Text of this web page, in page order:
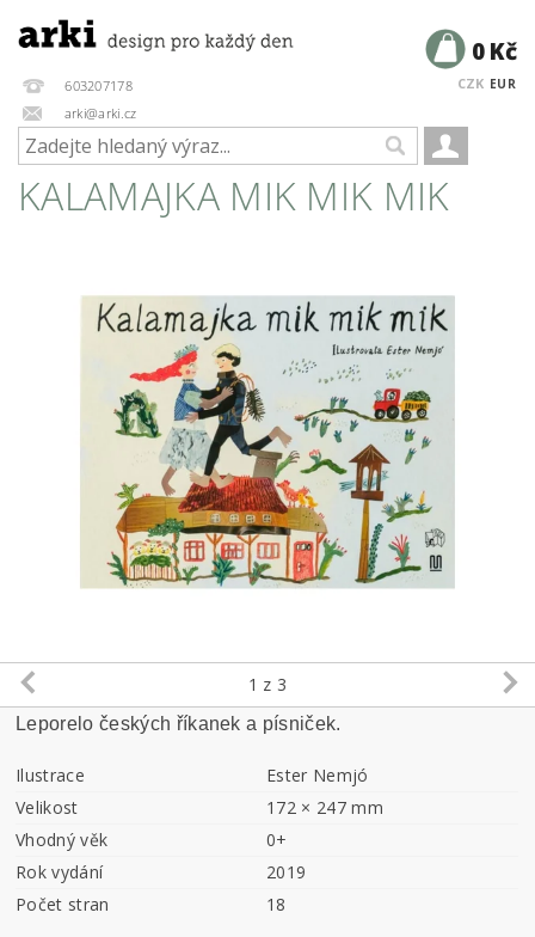
603207178
arki@arki.cz
CZK EUR
0 Kč
KALAMAJKA MIK MIK MIK
1 z 3
Leporelo českých říkanek a písniček.
Ilustrace
Ester Nemjó
Velikost
172 × 247 mm
Vhodný věk
0+
Rok vydání
2019
Počet stran
18